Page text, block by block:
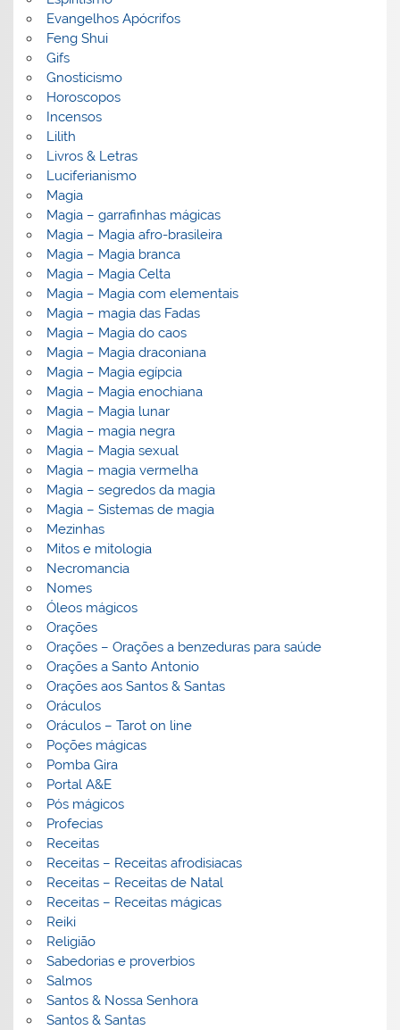
Evangelhos Apócrifos
Feng Shui
Gifs
Gnosticismo
Horoscopos
Incensos
Lilith
Livros & Letras
Luciferianismo
Magia
Magia – garrafinhas mágicas
Magia – Magia afro-brasileira
Magia – Magia branca
Magia – Magia Celta
Magia – Magia com elementais
Magia – magia das Fadas
Magia – Magia do caos
Magia – Magia draconiana
Magia – Magia egípcia
Magia – Magia enochiana
Magia – Magia lunar
Magia – magia negra
Magia – Magia sexual
Magia – magia vermelha
Magia – segredos da magia
Magia – Sistemas de magia
Mezinhas
Mitos e mitologia
Necromancia
Nomes
Óleos mágicos
Orações
Orações – Orações a benzeduras para saúde
Orações a Santo Antonio
Orações aos Santos & Santas
Oráculos
Oráculos – Tarot on line
Poções mágicas
Pomba Gira
Portal A&E
Pós mágicos
Profecias
Receitas
Receitas – Receitas afrodisiacas
Receitas – Receitas de Natal
Receitas – Receitas mágicas
Reiki
Religião
Sabedorias e proverbios
Salmos
Santos & Nossa Senhora
Santos & Santas